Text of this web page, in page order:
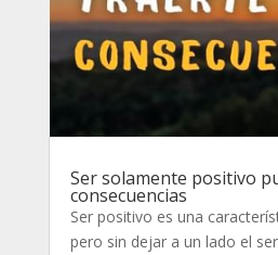
Ser solamente positivo
consecuencias
Ser positivo es una
pero sin dejar a un lado el